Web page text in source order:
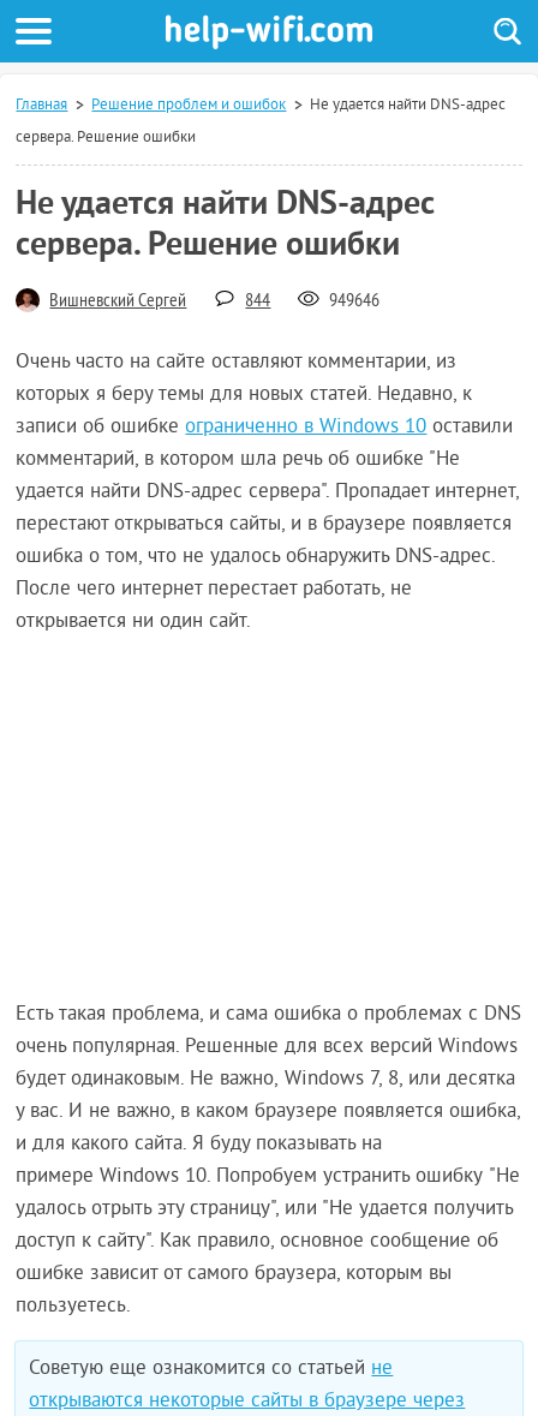
Главная Решение проблем и ошибок
Не удается найти DNS-адрес
сервера. Решение ошибки
Не удается найти DNS-адрес
сервера. Решение ошибки
Вишневский Сергей 844 949646
Очень часто на сайте оставляют комментарии, из
которых я беру темы для новых статей. Недавно, к
записи об ошибкеограниченно в Windows 10оставили
комментарий, в котором шла речь об ошибке "Не
удается найти DNS-адрес сервера". Пропадает интернет,
перестают открываться сайты, и в браузере появляется
ошибка о том, что не удалось обнаружить DNS-адрес.
После чего интернет перестает работать, не
открывается ни один сайт.
Есть такая проблема, и сама ошибка о проблемах с DNS
очень популярная. Решенные для всех версий Windows
будет одинаковым. Не важно, Windows 7, 8, или десятка
у вас. И не важно, в каком браузере появляется ошибка,
и для какого сайта. Я буду показывать на
примере Windows 10. Попробуем устранить ошибку "Не
удалось отрыть эту страницу", или "Не удается получить
доступ к сайту". Как правило, основное сообщение об
ошибке зависит от самого браузера, которым вы
пользуетесь.
Советую еще ознакомится со статьейне
открываются некоторые сайты в браузере через